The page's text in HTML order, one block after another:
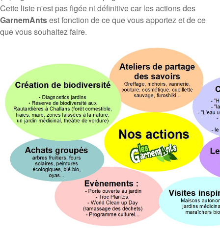
Cette liste n'est pas figée ni définitive car les actions des
GarnemAntsest fonction de ce que vous apportez et de ce
que vous souhaitez faire.